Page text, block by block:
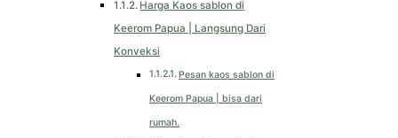
Harga Kaos sablon di
Keerom Papua | Langsung Dari
Konveksi
Pesan kaos sablon di
Keerom Papua | bisa dari
rumah.